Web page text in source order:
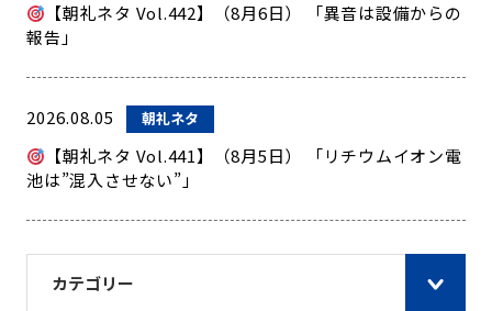
カテゴリー
【朝礼ネタ Vol.442】（8月6日） 「異音は設備からの
報告」
2026.08.05 朝礼ネタ
【朝礼ネタ Vol.441】（8月5日） 「リチウムイオン電
池は”混入させない”」